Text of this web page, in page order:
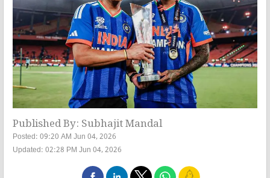
Published By: Subhajit Mandal
Posted: 09:20 AM Jun 04, 2026
Updated: 02:28 PM Jun 04, 2026